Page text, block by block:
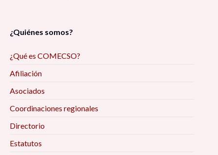
¿Quiénes somos?
¿Qué es COMECSO?
Afiliación
Asociados
Coordinaciones regionales
Directorio
Estatutos